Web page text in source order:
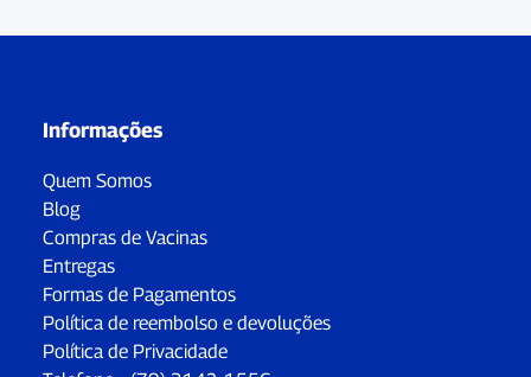
Informações
Quem Somos
Blog
Compras de Vacinas
Entregas
Formas de Pagamentos
Política de reembolso e devoluções
Política de Privacidade